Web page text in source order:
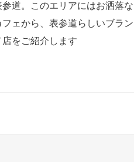
道。このエリアにはお洒落
ェから、表参道らしいブラ
をご紹介します